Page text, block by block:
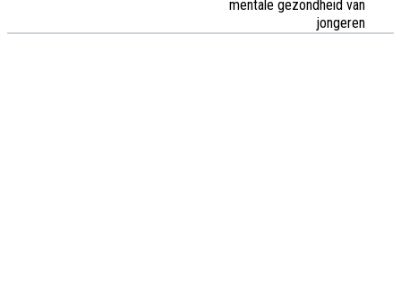
mentale gezondheid van
jongeren